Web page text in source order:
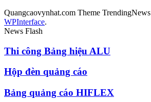
Quangcaovynhat.com Theme
WPInterface.
News Flash
Thi công Bảng hiệu ALU
Hộp đèn quảng cáo
Bảng quảng cáo HIFLEX